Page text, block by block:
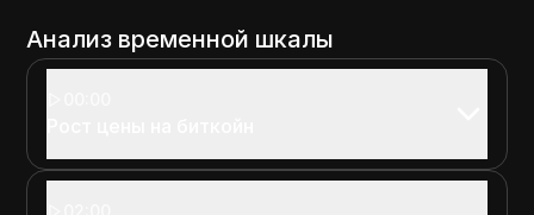
Анализ временной шкалы